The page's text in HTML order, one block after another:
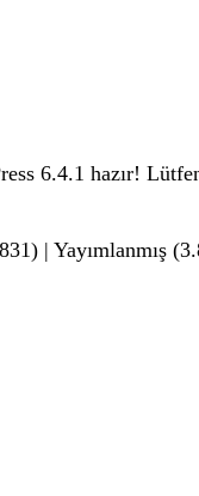
6.4.1 hazır!
| Yayımlanmış